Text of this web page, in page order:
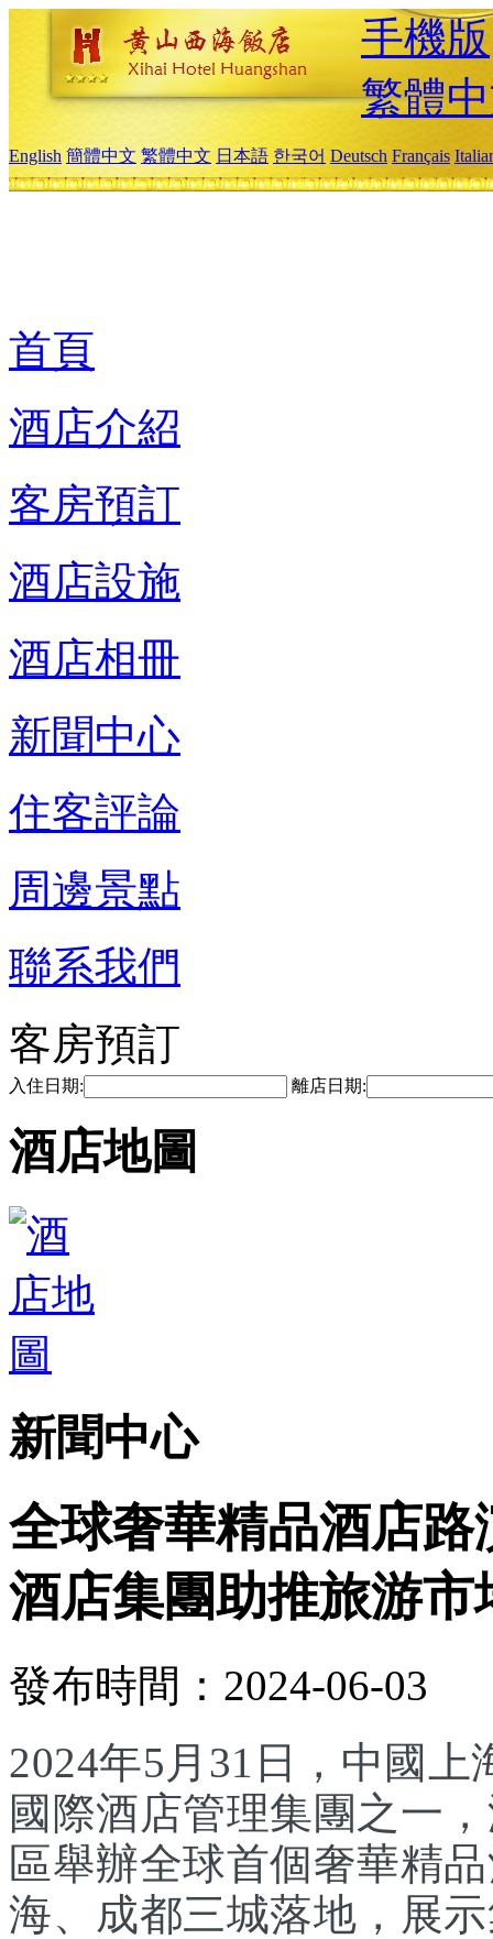
手機版
繁體
English 簡體中文 繁體中文 日本語 한국어 Deutsch Français
首頁
酒店介紹
客房預訂
酒店設施
酒店相冊
新聞中心
住客評論
周邊景點
聯系我們
客房預訂
入住日期: 離店日期:
酒店地圖
新聞中心
全球奢華精品酒店
酒店集團助推旅游市
發布時間：2024-06-03
2024年5月31日，中國
國際酒店管理集團之一
區舉辦全球首個奢華精
海、成都三城落地，展